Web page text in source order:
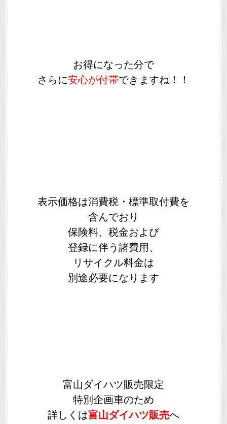
お得になった分で
さらに安心が付帯できますね！！
表示価格は消費税・標準取付費を
含んでおり
保険料、税金および
登録に伴う諸費用、
リサイクル料金は
別途必要になります
富山ダイハツ販売限定
特別企画車のため
詳しくは富山ダイハツ販売へ